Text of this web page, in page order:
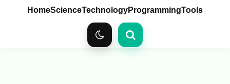
HomeScienceTechnologyProgrammingTools